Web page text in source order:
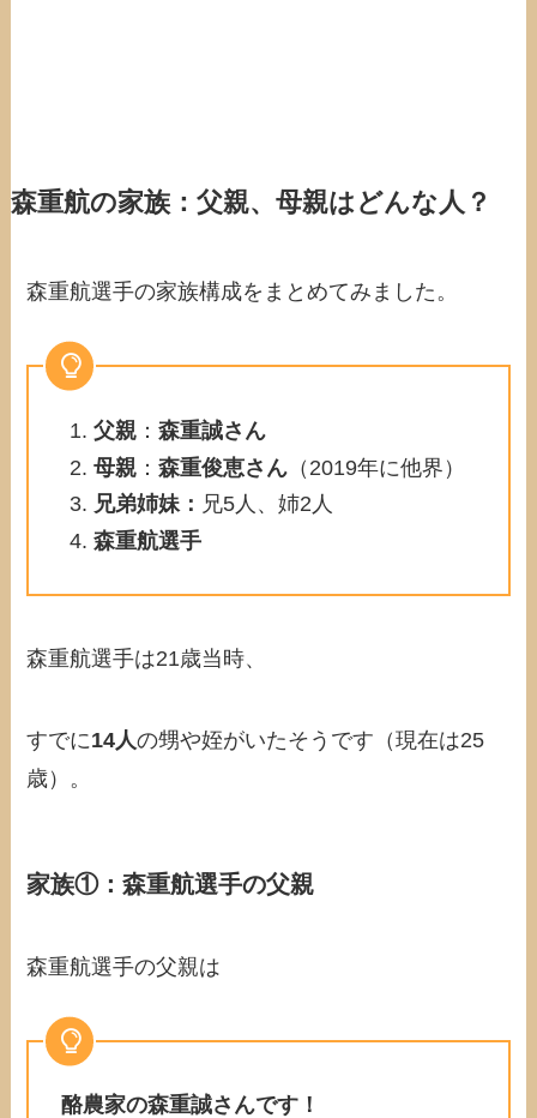
森重航の家族：父親、母親はどんな人？
森重航選手の家族構成をまとめてみました。
父親 ：森重誠さん
母親 ：森重俊恵さん （2019年に他界）
兄弟姉妹： 兄5人、姉2人
森重航選手
森重航選手は21歳当時、
すでに14人の甥や姪がいたそうです（現在は25
歳）。
家族①：森重航選手の父親
森重航選手の父親は
酪農家の森重誠さんです！